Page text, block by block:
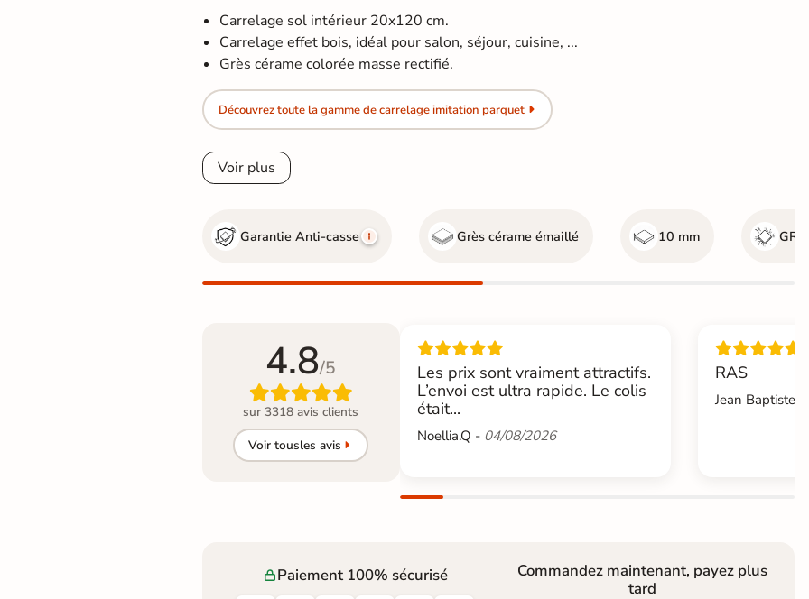
Carrelage sol intérieur 20x120 cm.
Carrelage effet bois, idéal pour salon, séjour, cuisine, ...
Grès cérame colorée masse rectifié.
Découvrez toute la gamme de carrelage imitation parquet
Voir plus
Garantie Anti-casse Grès cérame émaillé 10 mm
4.8/5

sur 3318 avis clients
Voir tousles avis
Les prix sont vraiment attractifs.
L’envoi est ultra rapide. Le colis
était...
Noellia.Q - 04/08/2026
RAS
Jean
Paiement 100% sécurisé
Commandez maintenant, payez plus
tard